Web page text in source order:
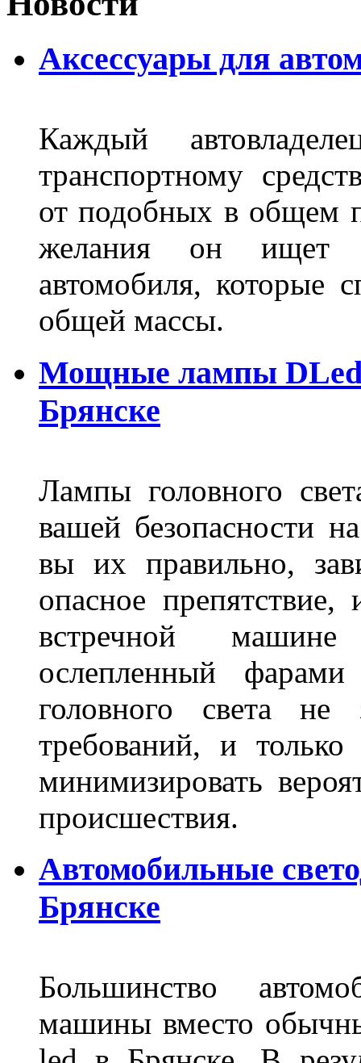
Аксессуары для
Каждый
транспортному
от подобных в общем
желания он ищет
автомобиля, которые
общей массы.
Мощные лампы DLed
Брянске
Лампы головного
вашей безопасности
вы их правильно,
опасное
встречной машине
ослепленный
головного света
требований, и
минимизировать
происшествия.
Автомобильные
Брянске
Большинство
машины вместо